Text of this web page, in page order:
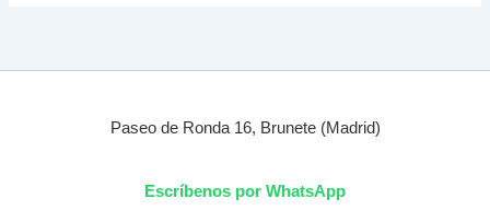
Paseo de Ronda 16, Brunete (Madrid)
Escríbenos por WhatsApp